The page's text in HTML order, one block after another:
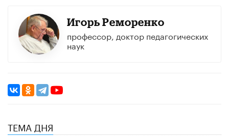
Игорь Реморенко
профессор, доктор педагогических
наук
ТЕМА ДНЯ